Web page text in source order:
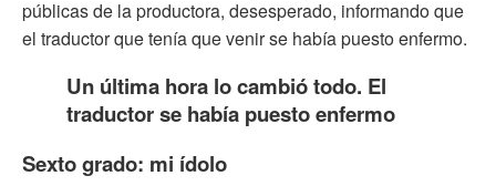
públicas de la productora, desesperado, informando que
el traductor que tenía que venir se había puesto enfermo.
Un última hora lo cambió todo. El
traductor se había puesto enfermo
Sexto grado: mi ídolo